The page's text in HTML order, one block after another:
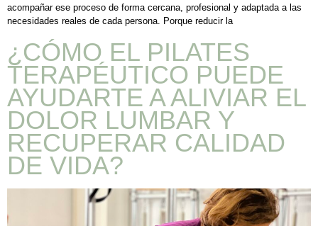
acompañar ese proceso de forma cercana, profesional y adaptada a las
necesidades reales de cada persona. Porque reducir la
¿CÓMO EL PILATES
TERAPÉUTICO PUEDE
AYUDARTE A ALIVIAR EL
DOLOR LUMBAR Y
RECUPERAR CALIDAD
DE VIDA?